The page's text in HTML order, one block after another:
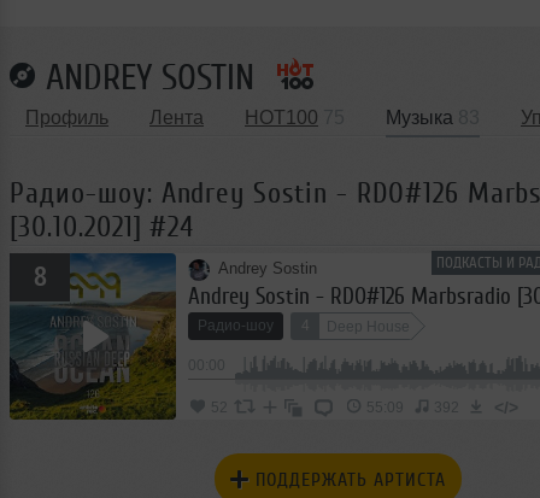
ANDREY SOSTIN
Профиль Лента HOT100 Музыка
Радио-шоу: Andrey Sostin - RDO#126
[30.10.2021] #24
ПОДКАСТЫ И
8 Andrey Sostin
Andrey Sostin - RDO#126 Marbsradio
Радио-шоу 4 Deep House
52 55:09 392 </>
ПОДДЕРЖАТЬ АРТИСТА